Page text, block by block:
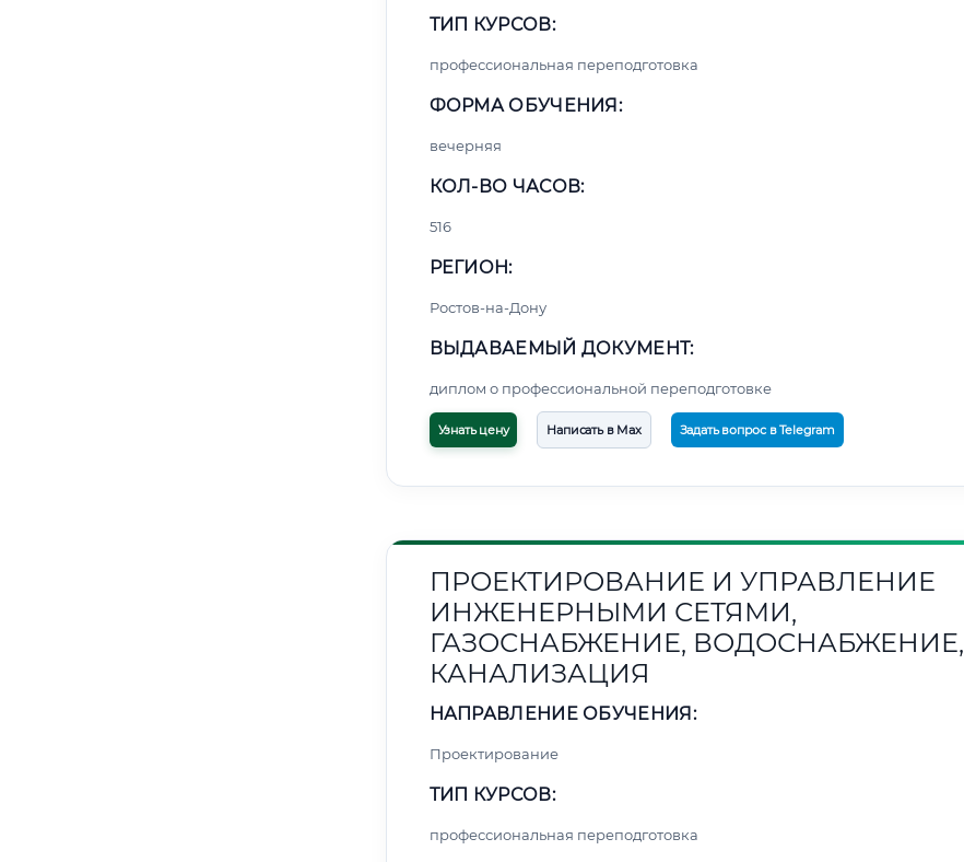
ТИП КУРСОВ:
профессиональная переподготовка
ФОРМА ОБУЧЕНИЯ:
вечерняя
КОЛ-ВО ЧАСОВ:
516
РЕГИОН:
Ростов-на-Дону
ВЫДАВАЕМЫЙ ДОКУМЕНТ:
диплом о профессиональной переподготовке
Узнать цену Написать в Max Задать вопрос в Telegram
ПРОЕКТИРОВАНИЕ И УПРАВЛЕНИЕ
ИНЖЕНЕРНЫМИ СЕТЯМИ,
ГАЗОСНАБЖЕНИЕ, ВОДОСНАБЖЕНИЕ,
КАНАЛИЗАЦИЯ
НАПРАВЛЕНИЕ ОБУЧЕНИЯ:
Проектирование
ТИП КУРСОВ:
профессиональная переподготовка